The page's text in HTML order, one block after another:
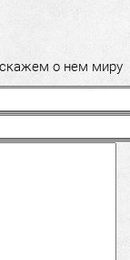
о нем миру